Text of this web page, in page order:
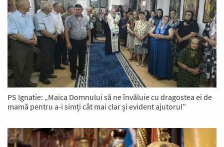
PS Ignatie: „Maica Domnului să ne învăluie cu dragostea ei de
mamă pentru a-i simți cât mai clar și evident ajutorul”